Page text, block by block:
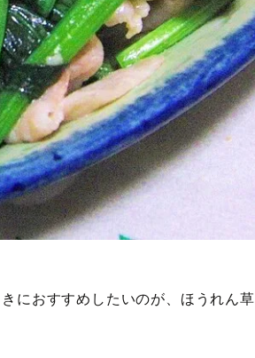
におすすめしたいのが、ほうれん草